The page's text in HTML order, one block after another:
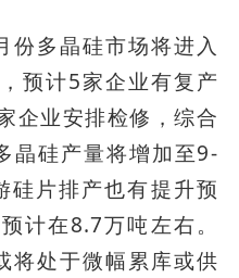
份多晶硅市场将进入
预计5家企业有复产
企业安排检修，综合
晶硅产量将增加至9-
硅片排产也有提升预
计在8.7万吨左右。
将处于微幅累库或供